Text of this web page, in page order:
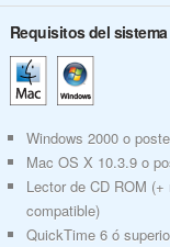
Requisitos del sistema
Windows 2000 o
Mac OS X 10.3.9 o
Lector de CD ROM (+
compatible)
QuickTime 6 ó